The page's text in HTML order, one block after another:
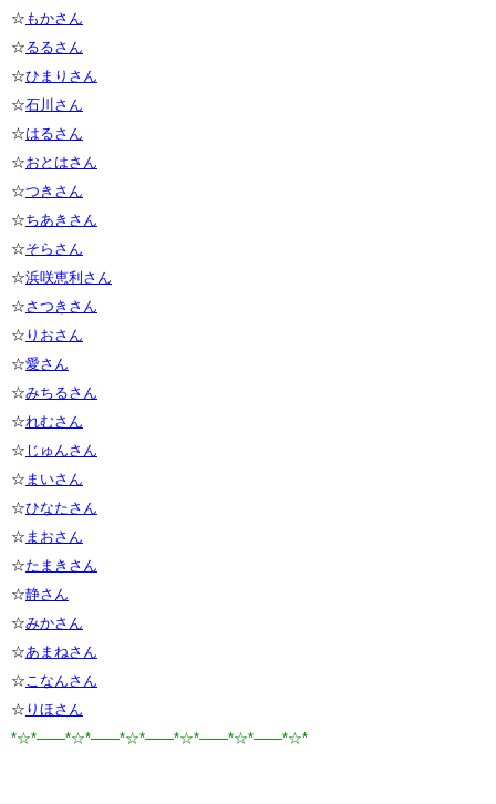
☆ もかさん
☆るるさん
☆ひまりさん
☆石川さん
☆はるさん
☆おとはさん
☆つきさん
☆ちあきさん
☆そらさん
☆浜咲恵利さん
☆さつきさん
☆ りおさん
☆愛さん
☆みちるさん
☆れむさん
☆ じゅんさん
☆ まいさん
☆ひなたさん
☆ まおさん
☆たまきさん
☆静さん
☆みかさん
☆あまねさん
☆こなんさん
☆ りほさん
*☆*――*☆*――*☆*――*☆*――*☆*――*☆*